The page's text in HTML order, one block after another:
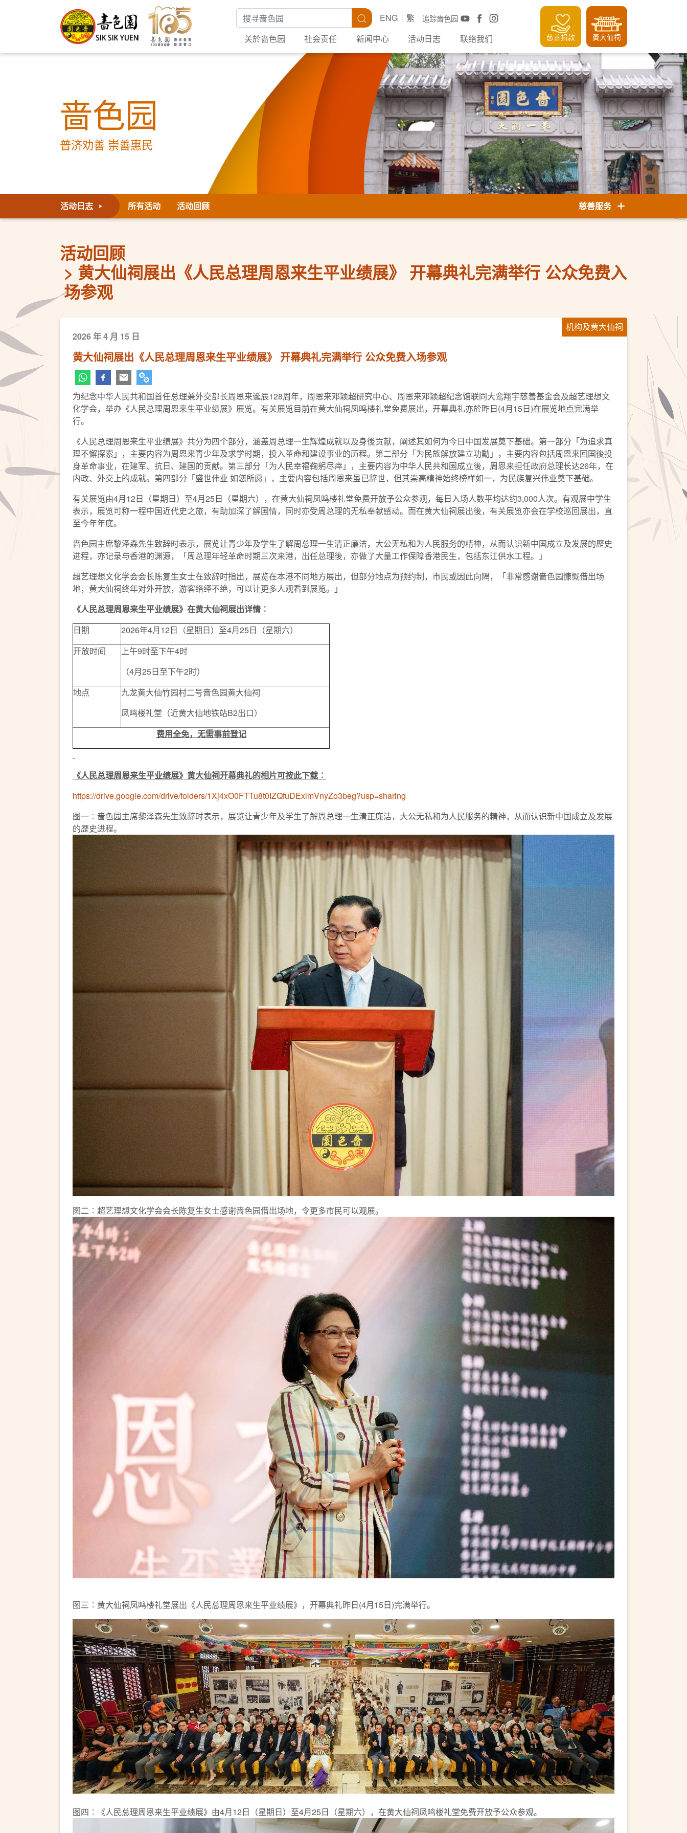
搜寻关键字 搜寻 追踪啬色园
ENG
繁
关於啬色园
社会责任 新闻中心 活动日志 联络我们 慈善捐款 黃大仙祠
啬色园
普济劝善 崇善惠民
活动日志 所有活动 活动回顾 慈善服务
活动回顾
黄大仙祠展出《人民总理周恩来生平业绩展》 开幕典礼完满举行 公众免费入
场参观
机构及黄大仙祠
2026 年 4 月 15 日
黄大仙祠展出《人民总理周恩来生平业绩展》 开幕典礼完满举行 公众免费入场参观
为纪念中华人民共和国首任总理兼外交部长周恩来诞辰128周年，周恩来邓颖超研究中心、周恩来邓颖超纪念馆联同大鸾翔宇慈善基金会及超艺理想文
化学会，举办《人民总理周恩来生平业绩展》展览。有关展览目前在黄大仙祠凤鸣楼礼堂免费展出，开幕典礼亦於昨日(4月15日)在展览地点完满举
行。
《人民总理周恩来生平业绩展》共分为四个部分，涵盖周总理一生辉煌成就以及身後贡献，阐述其如何为今日中国发展奠下基础。第一部分「为追求真
理不懈探索」，主要内容为周恩来青少年及求学时期，投入革命和建设事业的历程。第二部分「为民族解放建立功勳」，主要内容包括周恩来回国後投
身革命事业，在建军、抗日、建国的贡献。第三部分「为人民幸福鞠躬尽瘁」，主要内容为中华人民共和国成立後，周恩来担任政府总理长达26年，在
内政、外交上的成就。第四部分「盛世伟业 如您所愿」，主要内容包括周恩来虽已辞世，但其崇高精神始终榜样如一，为民族复兴伟业奠下基础。
有关展览由4月12日（星期日）至4月25日（星期六），在黄大仙祠凤鸣楼礼堂免费开放予公众参观，每日入场人数平均达约3,000人次。有观展中学生
表示，展览可称一程中国近代史之旅，有助加深了解国情，同时亦受周总理的无私奉献感动。而在黄大仙祠展出後，有关展览亦会在学校巡回展出，直
至今年年底。
啬色园主席黎泽森先生致辞时表示，展览让青少年及学生了解周总理一生清正廉洁，大公无私和为人民服务的精神，从而认识新中国成立及发展的歴史
进程，亦记录与香港的渊源，「周总理年轻革命时期三次来港，出任总理後，亦做了大量工作保障香港民生，包括东江供水工程。」
超艺理想文化学会会长陈复生女士在致辞时指出，展览在本港不同地方展出，但部分地点为预约制，市民或因此向隅，「非常感谢啬色园慷慨借出场
地，黄大仙祠终年对外开放，游客络绎不绝，可以让更多人观看到展览。」
《人民总理周恩来生平业绩展》在黄大仙祠展出详情︰
日期
2026年4月12日（星期日）至4月25日（星期六）
开放时间
上午9时至下午4时
（4月25日至下午2时）
地点
九龙黄大仙竹园村二号啬色园黄大仙祠
凤鸣楼礼堂（近黄大仙地铁站B2出口）
费用全免，无需事前登记
《人民总理周恩来生平业绩展》黄大仙祠开幕典礼的相片可按此下载︰
https://drive.google.com/drive/folders/1Xj4xO0FTTu8t0IZQfuDExlmVnyZo3beg?usp=sharing
图一︰啬色园主席黎泽森先生致辞时表示，展览让青少年及学生了解周总理一生清正廉洁，大公无私和为人民服务的精神，从而认识新中国成立及发展
的歴史进程。
图二︰超艺理想文化学会会长陈复生女士感谢啬色园借出场地，令更多市民可以观展。
图三︰黄大仙祠凤鸣楼礼堂展出《人民总理周恩来生平业绩展》，开幕典礼昨日(4月15日)完满举行。
图四︰《人民总理周恩来生平业绩展》由4月12日（星期日）至4月25日（星期六），在黄大仙祠凤鸣楼礼堂免费开放予公众参观。